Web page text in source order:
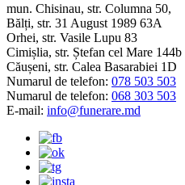
mun. Chisinau, str. Columna 50,
Bălți, str. 31 August 1989 63A
Orhei, str. Vasile Lupu 83
Cimișlia, str. Ștefan cel Mare 144b
Căușeni, str. Calea Basarabiei 1D
Numarul de telefon: 078 503 503
Numarul de telefon: 068 303 503
E-mail: info@funerare.md